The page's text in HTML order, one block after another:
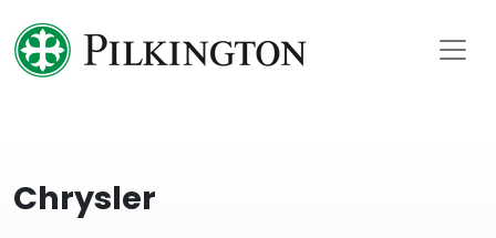
to
content
Chrysler